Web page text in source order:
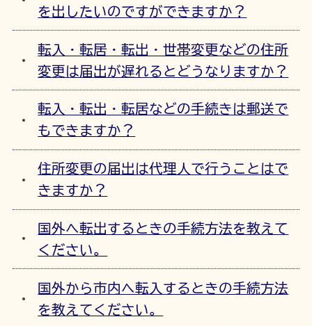
を出したいのですができますか？
転入・転居・転出・世帯変更などの住所
変更は届出が遅れるとどうなりますか？
転入・転出・転居などの手続きは郵送で
もできますか？
住所変更の届出は代理人で行うことはで
きますか？
国外へ転出するときの手続方法を教えて
ください。
国外から市内へ転入するときの手続方法
を教えてください。